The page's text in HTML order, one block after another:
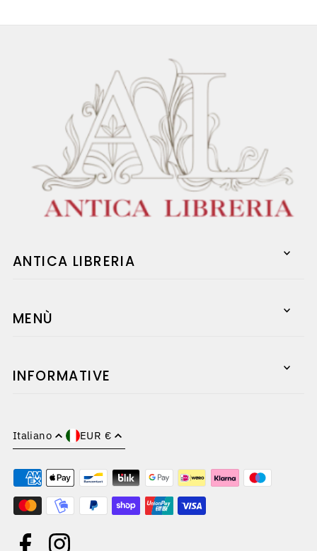
ANTICA LIBRERIA
MENÙ
INFORMATIVE
Italiano EUR €
primo acquisto!
*Completando questo modulo ti iscrivi per
ricevere le nostre email e potrai annullare